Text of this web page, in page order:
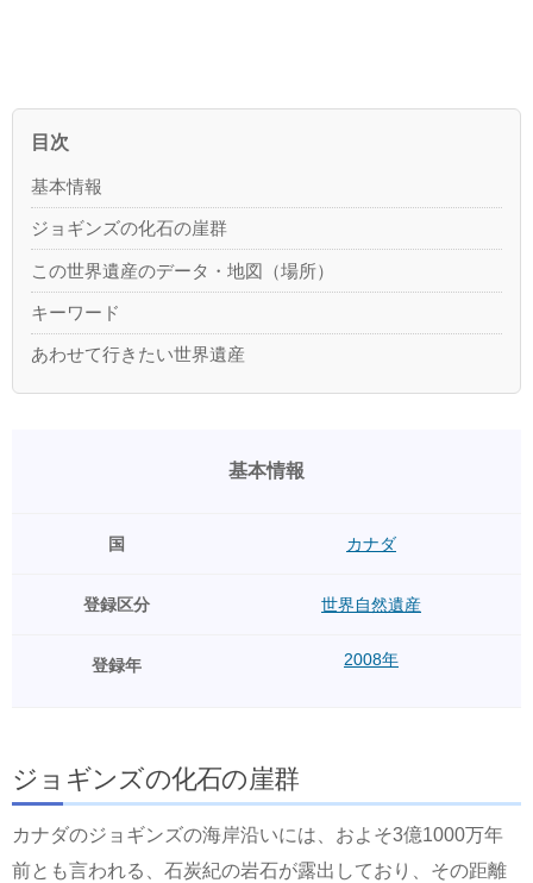
目次
基本情報
ジョギンズの化石の崖群
この世界遺産のデータ・地図（場所）
キーワード
あわせて行きたい世界遺産
基本情報
国 カナダ
登録区分 世界自然遺産
登録年 2008年
ジョギンズの化石の崖群
カナダのジョギンズの海岸沿いには、およそ3億1000万年
前とも言われる、石炭紀の岩石が露出しており、その距離